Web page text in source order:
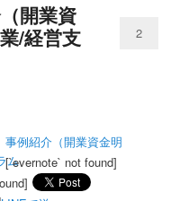
開業資
/経営支
2
[`evernote` not found]